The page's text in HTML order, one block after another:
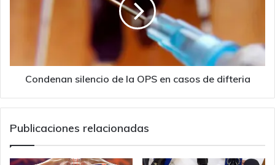
difteria
Condenan silencio de la OPS en casos de difteria
Publicaciones relacionadas